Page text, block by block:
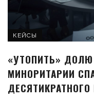
КЕЙСЫ
«УТОПИТЬ»
МИНОРИТАРИИ